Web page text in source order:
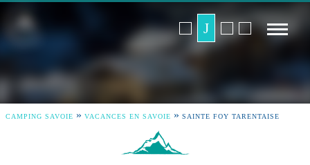
CAMPING SAVOIE » VACANCES EN SAVOIE » SAINTE FOY TARENTAISE